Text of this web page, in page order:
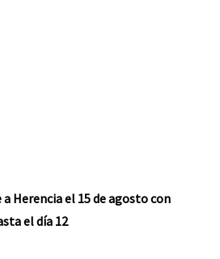
Herencia el 15 de agosto con
el día 12